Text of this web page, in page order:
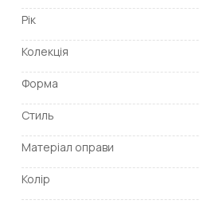
Рік
Колекція
Форма
Стиль
Матеріал оправи
Колір